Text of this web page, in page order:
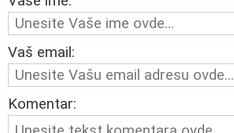
Vaš email:
Komentar: